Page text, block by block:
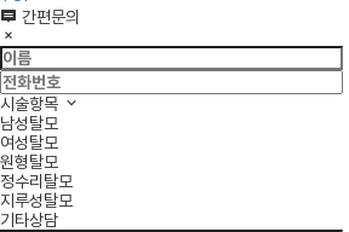
간편문의
시술항목
남성탈모
여성탈모
원형탈모
정수리탈모
지루성탈모
기타상담